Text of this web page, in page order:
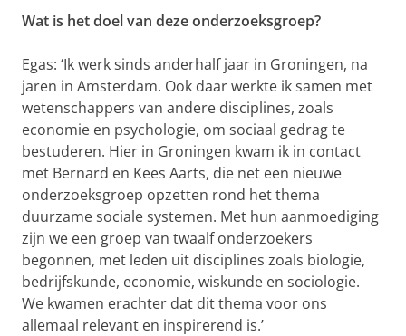
Wat is het doel van deze onderzoeksgroep?
Egas: ‘Ik werk sinds anderhalf jaar in Groningen, na
jaren in Amsterdam. Ook daar werkte ik samen met
wetenschappers van andere disciplines, zoals
economie en psychologie, om sociaal gedrag te
bestuderen. Hier in Groningen kwam ik in contact
met Bernard en Kees Aarts, die net een nieuwe
onderzoeksgroep opzetten rond het thema
duurzame sociale systemen. Met hun aanmoediging
zijn we een groep van twaalf onderzoekers
begonnen, met leden uit disciplines zoals biologie,
bedrijfskunde, economie, wiskunde en sociologie.
We kwamen erachter dat dit thema voor ons
allemaal relevant en inspirerend is.’